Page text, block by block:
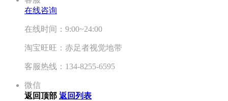
在线咨询
在线时间：9:00~24:00
淘宝旺旺：赤足者视觉地带
客服热线：134-8255-6595
微信
返回顶部 返回列表